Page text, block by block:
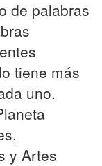
de palabras
tiene más
uno.
y Artes